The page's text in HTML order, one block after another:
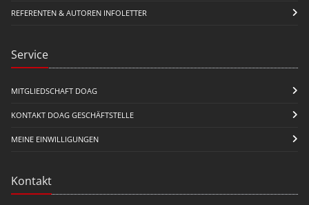
REFERENTEN & AUTOREN INFOLETTER
Service
MITGLIEDSCHAFT DOAG
KONTAKT DOAG GESCHÄFTSTELLE
MEINE EINWILLIGUNGEN
Kontakt